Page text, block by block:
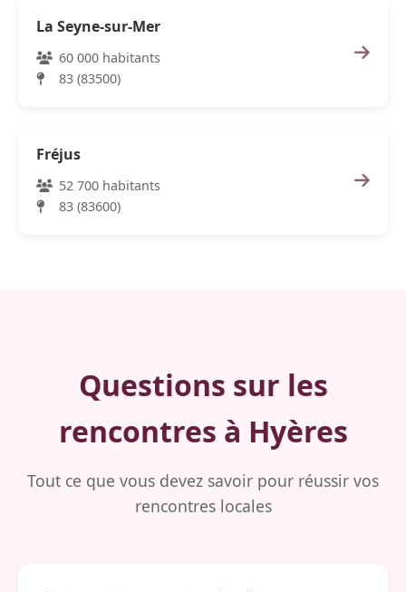
La Seyne-sur-Mer
60 000 habitants
83 (83500)
Fréjus
52 700 habitants
83 (83600)
Questions sur les
rencontres à Hyères
Tout ce que vous devez savoir pour réussir vos
rencontres locales